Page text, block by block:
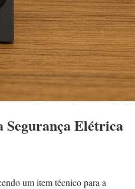
Segurança Elétrica
um item técnico para a